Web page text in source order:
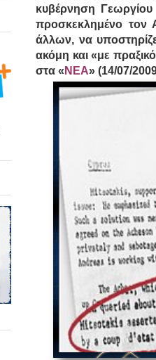
κυβέρνηση
προσκεκλημένο τον
άλλων, να
ακόμη και «με
στα « ΝΕΑ» (14/07/